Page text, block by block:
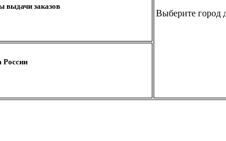
Выберите город
выдачи заказов
России